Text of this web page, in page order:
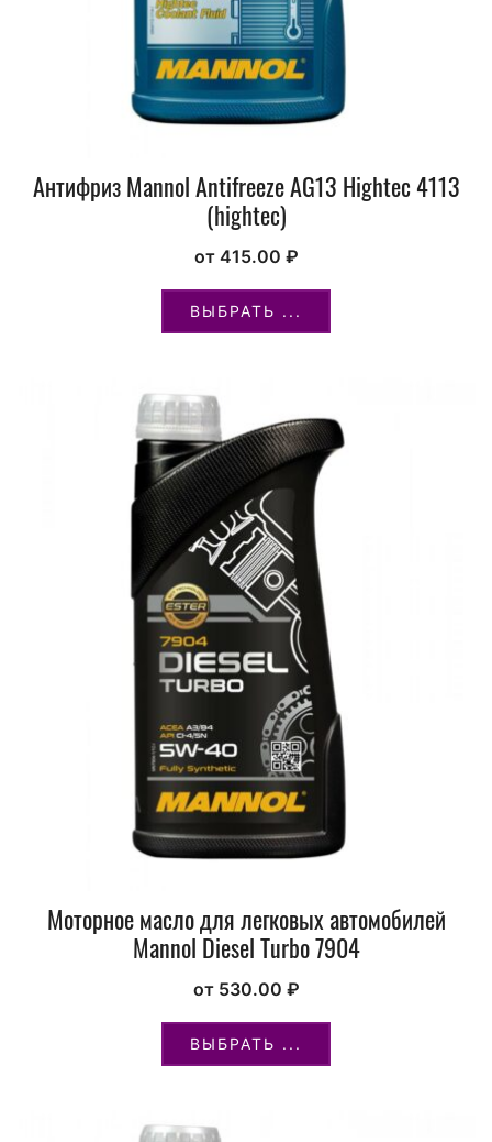
Антифриз Mannol Antifreeze AG13 Hightec 4113
(hightec)
от 415.00 ₽
ВЫБРАТЬ ...
Моторное масло для легковых автомобилей
Mannol Diesel Turbo 7904
от 530.00 ₽
ВЫБРАТЬ ...